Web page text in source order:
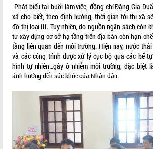
VIDEO
Không có file video nào để phát.
ALBUM ẢNH
LIÊN KẾT WEB
Phát biểu tại buổi làm việc, đồng chí Đặng Gia
xã cho biết, theo định hướng, thời gian tới thị xã
đô thị loại III. Tuy nhiên, do nguồn ngân sách còn
tư xây dựng cơ sở hạ tầng trên địa bàn còn hạn
tầng liên quan đến môi trường. Hiện nay, nước
và các công trình được xử lý cục bộ qua các bể
hình tự nhiên…gây ô nhiễm môi trường, đặc biệt
ảnh hưởng đến sức khỏe của Nhân dân.